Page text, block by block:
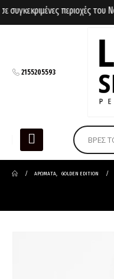
περιοχές του
2155205593
ΑΡΩΜΑΤΑ, GOLDEN EDITION